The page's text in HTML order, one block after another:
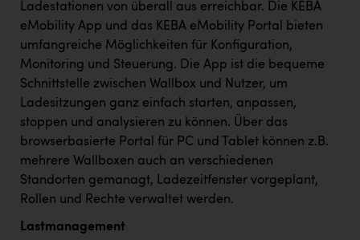
Ladestationen von überall aus erreichbar. Die KEBA
eMobility App und das KEBA eMobility Portal bieten
umfangreiche Möglichkeiten für Konfiguration,
Monitoring und Steuerung. Die App ist die bequeme
Schnittstelle zwischen Wallbox und Nutzer, um
Ladesitzungen ganz einfach starten, anpassen,
stoppen und analysieren zu können. Über das
browserbasierte Portal für PC und Tablet können z.B.
mehrere Wallboxen auch an verschiedenen
Standorten gemanagt, Ladezeitfenster vorgeplant,
Rollen und Rechte verwaltet werden.
Lastmanagement